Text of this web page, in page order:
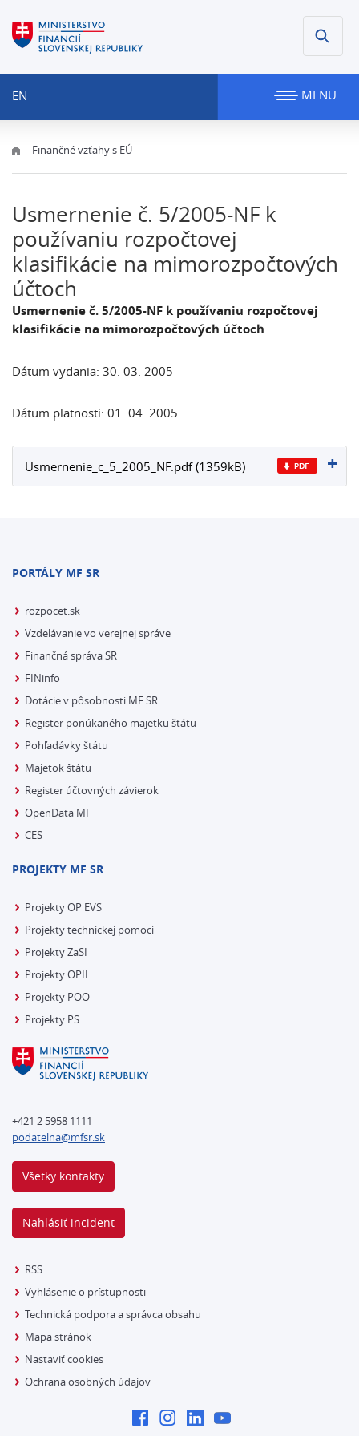
EN MENU
Finančné vzťahy s EÚ
Usmernenie č. 5/2005-NF k
používaniu rozpočtovej
klasifikácie na mimorozpočtových
účtoch
Usmernenie č. 5/2005-NF k používaniu rozpočtovej
klasifikácie na mimorozpočtových účtoch
Dátum vydania: 30. 03. 2005
Dátum platnosti: 01. 04. 2005
Usmernenie_c_5_2005_NF.pdf (1359kB)
PORTÁLY MF SR
rozpocet.sk
Vzdelávanie vo verejnej správe
Finančná správa SR
FINinfo
Dotácie v pôsobnosti MF SR
Register ponúkaného majetku štátu
Pohľadávky štátu
Majetok štátu
Register účtovných závierok
OpenData MF
CES
PROJEKTY MF SR
Projekty OP EVS
Projekty technickej pomoci
Projekty ZaSI
Projekty OPII
Projekty POO
Projekty PS
+421 2 5958 1111
podatelna@mfsr.sk
Všetky kontakty
Nahlásiť incident
RSS
Vyhlásenie o prístupnosti
Technická podpora a správca obsahu
Mapa stránok
Nastaviť cookies
Ochrana osobných údajov